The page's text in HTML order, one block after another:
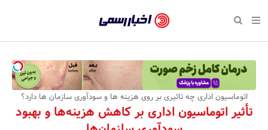
رسمی
-
اخبار
تایید
شده
بازگشت
صفحه نخست پایگاه خبری
اقتصادی
صفحه نخست اقتصادی
تجارت و بازار
کارآفرینی و استارتاپ
نفت، انرژی و صنایع
اجتماعی
صفحه نخست اجتماعی
علم و آموزش
بهداشت و درمان
شهر و جامعه فرهنگی
صفحه نخست فرهنگی
رسانه‌ها
نشریات و کتاب
سینما و تئاتر
صفحه نخست ورزش
تازه‌های ورزش
مکان‌های ورزشی
تجهیزات ورزشی
صفحه نخست سبک زندگی
سلامت و زیبایی
روانشناسی و موفقیت
مد و لباس
صفحه نخست رویداد
حراج و تخفیف
جشنواره، نمایشگاه و
مسابقه و فراخوان
اتوماسیون اداری چه تاثیری بر روی هزینه ها و سودآوری سازمان ها دارد؟
تأثیر اتوماسیون اداری بر کاهش هزینه‌ها و بهبود